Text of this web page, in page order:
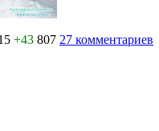
+43 807 27 комментариев